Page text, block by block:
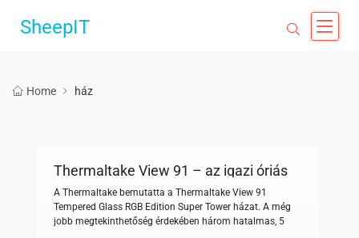
SheepIT
Home ház
Thermaltake View 91 – az igazi óriás
A Thermaltake bemutatta a Thermaltake View 91
Tempered Glass RGB Edition Super Tower házat. A még
jobb megtekinthetőség érdekében három hatalmas, 5